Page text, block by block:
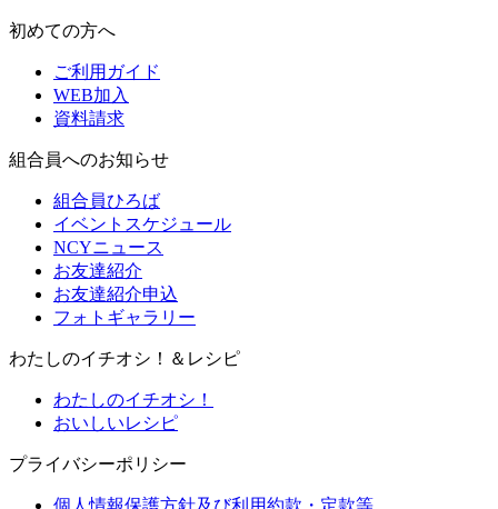
初めての方へ
ご利用ガイド
WEB加入
資料請求
組合員へのお知らせ
組合員ひろば
イベントスケジュール
NCYニュース
お友達紹介
お友達紹介申込
フォトギャラリー
わたしのイチオシ！＆レシピ
わたしのイチオシ！
おいしいレシピ
プライバシーポリシー
個人情報保護方針及び利用約款・定款等